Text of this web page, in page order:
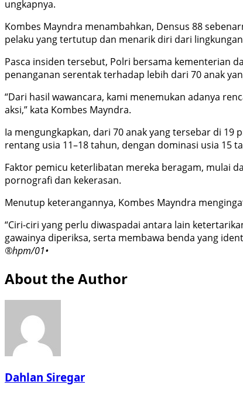
ungkapnya.
Kombes Mayndra menambahkan, Densus 88
pelaku yang tertutup dan menarik diri dari
Pasca insiden tersebut, Polri bersama kementerian
penanganan serentak terhadap lebih dari 70 anak
“Dari hasil wawancara, kami menemukan adanya
aksi,” kata Kombes Mayndra.
Ia mengungkapkan, dari 70 anak yang tersebar di
rentang usia 11–18 tahun, dengan dominasi usia 15
Faktor pemicu keterlibatan mereka beragam, mulai
pornografi dan kekerasan.
Menutup keterangannya, Kombes Mayndra
“Ciri-ciri yang perlu diwaspadai antara lain
gawainya diperiksa, serta membawa benda yang
®hpm/01•
About the Author
Dahlan Siregar